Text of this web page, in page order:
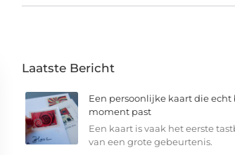
Laatste Bericht
Een persoonlijke kaart die echt
moment past
Een kaart is vaak het eerste
van een grote gebeurtenis.